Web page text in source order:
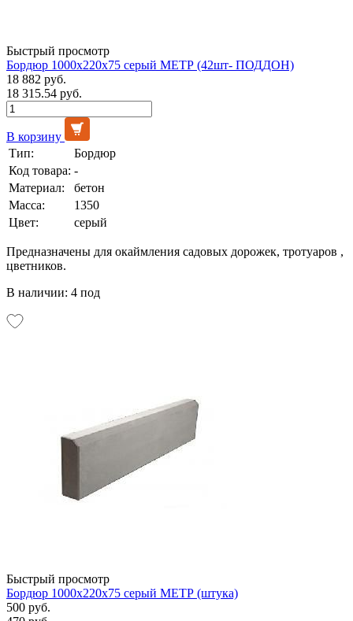
Быстрый просмотр
Бордюр 1000х220х75 серый МЕТР (42шт- ПОДДОН)
18 882 руб.
18 315.54 руб.
В корзину
Тип:
Бордюр
Код товара: -
Материал:
бетон
Масса:
1350
Цвет:
серый
Предназначены для окаймления садовых дорожек, тротуаров ,
цветников.
В наличии: 4 под
Быстрый просмотр
Бордюр 1000х220х75 серый МЕТР (штука)
500 руб.